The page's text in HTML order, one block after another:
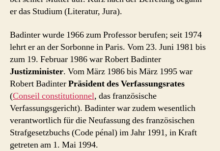
er das Studium (Literatur, Jura).
Badinter wurde 1966 zum Professor berufen; seit 1974
lehrt er an der Sorbonne in Paris. Vom 23. Juni 1981 bis
zum 19. Februar 1986 war Robert Badinter
Justizminister. Vom März 1986 bis März 1995 war
Robert BadinterPräsident des Verfassungsrates
(Conseil constitutionnel, das französische
Verfassungsgericht). Badinter war zudem wesentlich
verantwortlich für die Neufassung des französischen
Strafgesetzbuchs (Code pénal) im Jahr 1991, in Kraft
getreten am 1. Mai 1994.